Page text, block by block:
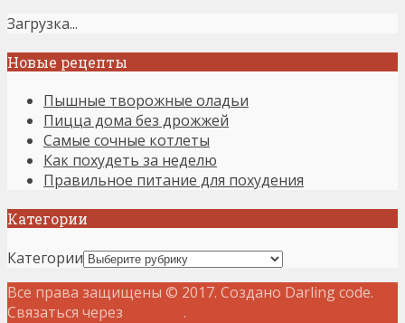
Загрузка...
Новые рецепты
Пышные творожные оладьи
Пицца дома без дрожжей
Самые сочные котлеты
Как похудеть за неделю
Правильное питание для похудения
Категории
Категории
Все права защищены © 2017. Создано Darling code.
Связаться через
.